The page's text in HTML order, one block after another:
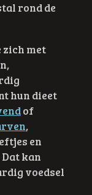
rond de
zich met
hun dieet
of
,
en
kan
voedsel